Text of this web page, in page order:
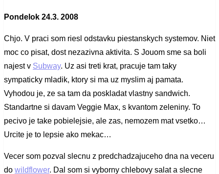
Pondelok 24.3. 2008
Chjo. V praci som riesl odstavku piestanskych systemov. Niet
moc co pisat, dost nezazivna aktivita. S Jouom sme sa boli
najest v Subway. Uz asi treti krat, pracuje tam taky
sympaticky mladik, ktory si ma uz myslim aj pamata.
Vyhodou je, ze sa tam da poskladat vlastny sandwich.
Standartne si davam Veggie Max, s kvantom zeleniny. To
pecivo je take pobielejsie, ale zas, nemozem mat vsetko…
Urcite je to lepsie ako mekac…
Vecer som pozval slecnu z predchadzajuceho dna na veceru
do wildflower. Dal som si vyborny chlebovy salat a slecne